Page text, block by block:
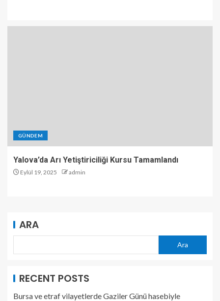
GÜNDEM
Yalova’da Arı Yetiştiriciliği Kursu Tamamlandı
Eylül 19, 2025 admin
ARA
Ara
RECENT POSTS
Bursa ve etraf vilayetlerde Gaziler Günü hasebiyle